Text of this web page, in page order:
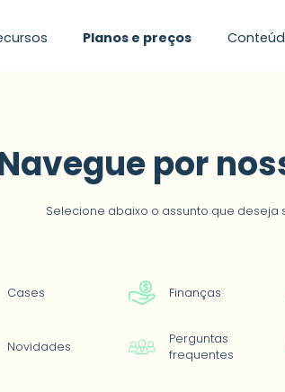
Planos e preços
a
por
Selecione abaixo o assunto que deseja
Cases Finanças
Novidades
Perguntas
frequentes